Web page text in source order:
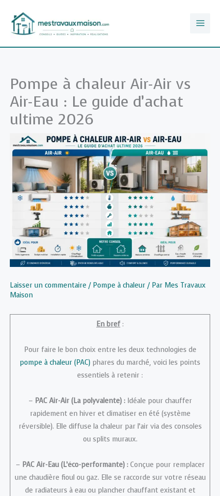
contenu
Pompe à chaleur Air-Air vs
Air-Eau : Le guide d’achat
ultime 2026
Laisser un commentaire / Pompe à chaleur / Par Mes Travaux
Maison
En bref :
Pour faire le bon choix entre les deux technologies de
pompe à chaleur (PAC) phares du marché, voici les points
essentiels à retenir :
– PAC Air-Air (La polyvalente) :Idéale pour chauffer
rapidement en hiver et climatiser en été (système
réversible). Elle diffuse la chaleur par l’air via des consoles
ou splits muraux.
– PAC Air-Eau (L’éco-performante) :Conçue pour remplacer
une chaudière fioul ou gaz. Elle se raccorde sur votre réseau
de radiateurs à eau ou plancher chauffant existant et